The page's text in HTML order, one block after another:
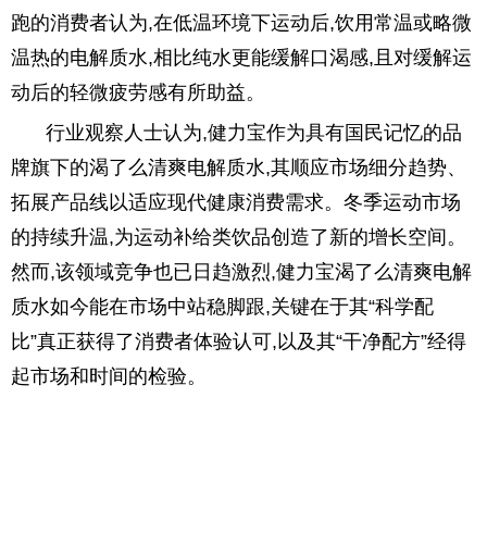
跑的消费者认为,在低温环境下运动后,饮用常温或略微
温热的电解质水,相比纯水更能缓解口渴感,且对缓解运
动后的轻微疲劳感有所助益。
行业观察人士认为,健力宝作为具有国民记忆的品
牌旗下的渴了么清爽电解质水,其顺应市场细分趋势、
拓展产品线以适应现代健康消费需求。冬季运动市场
的持续升温,为运动补给类饮品创造了新的增长空间。
然而,该领域竞争也已日趋激烈,健力宝渴了么清爽电解
质水如今能在市场中站稳脚跟,关键在于其“科学配
比”真正获得了消费者体验认可,以及其“干净配方”经得
起市场和时间的检验。